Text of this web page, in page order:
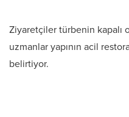
Ziyaretçiler türbenin kapalı
uzmanlar yapının acil
belirtiyor.